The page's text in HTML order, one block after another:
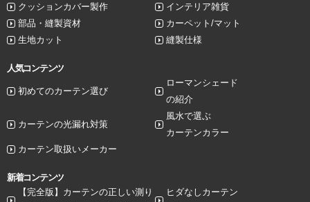
クッションカバー製作
インテリア雑貨
部品・縫製資材
カーペット/マット
生地カット
縫製仕様
人気コンテンツ
初めてのカーテン選び
ローマンシェード
の紹介
カーテンの光漏れ対策
風水で選ぶ
カーテンカラー
カーテン取扱いメーカー
新着コンテンツ
【完全版】カーテンの正しい測り
ヒダなしカーテン